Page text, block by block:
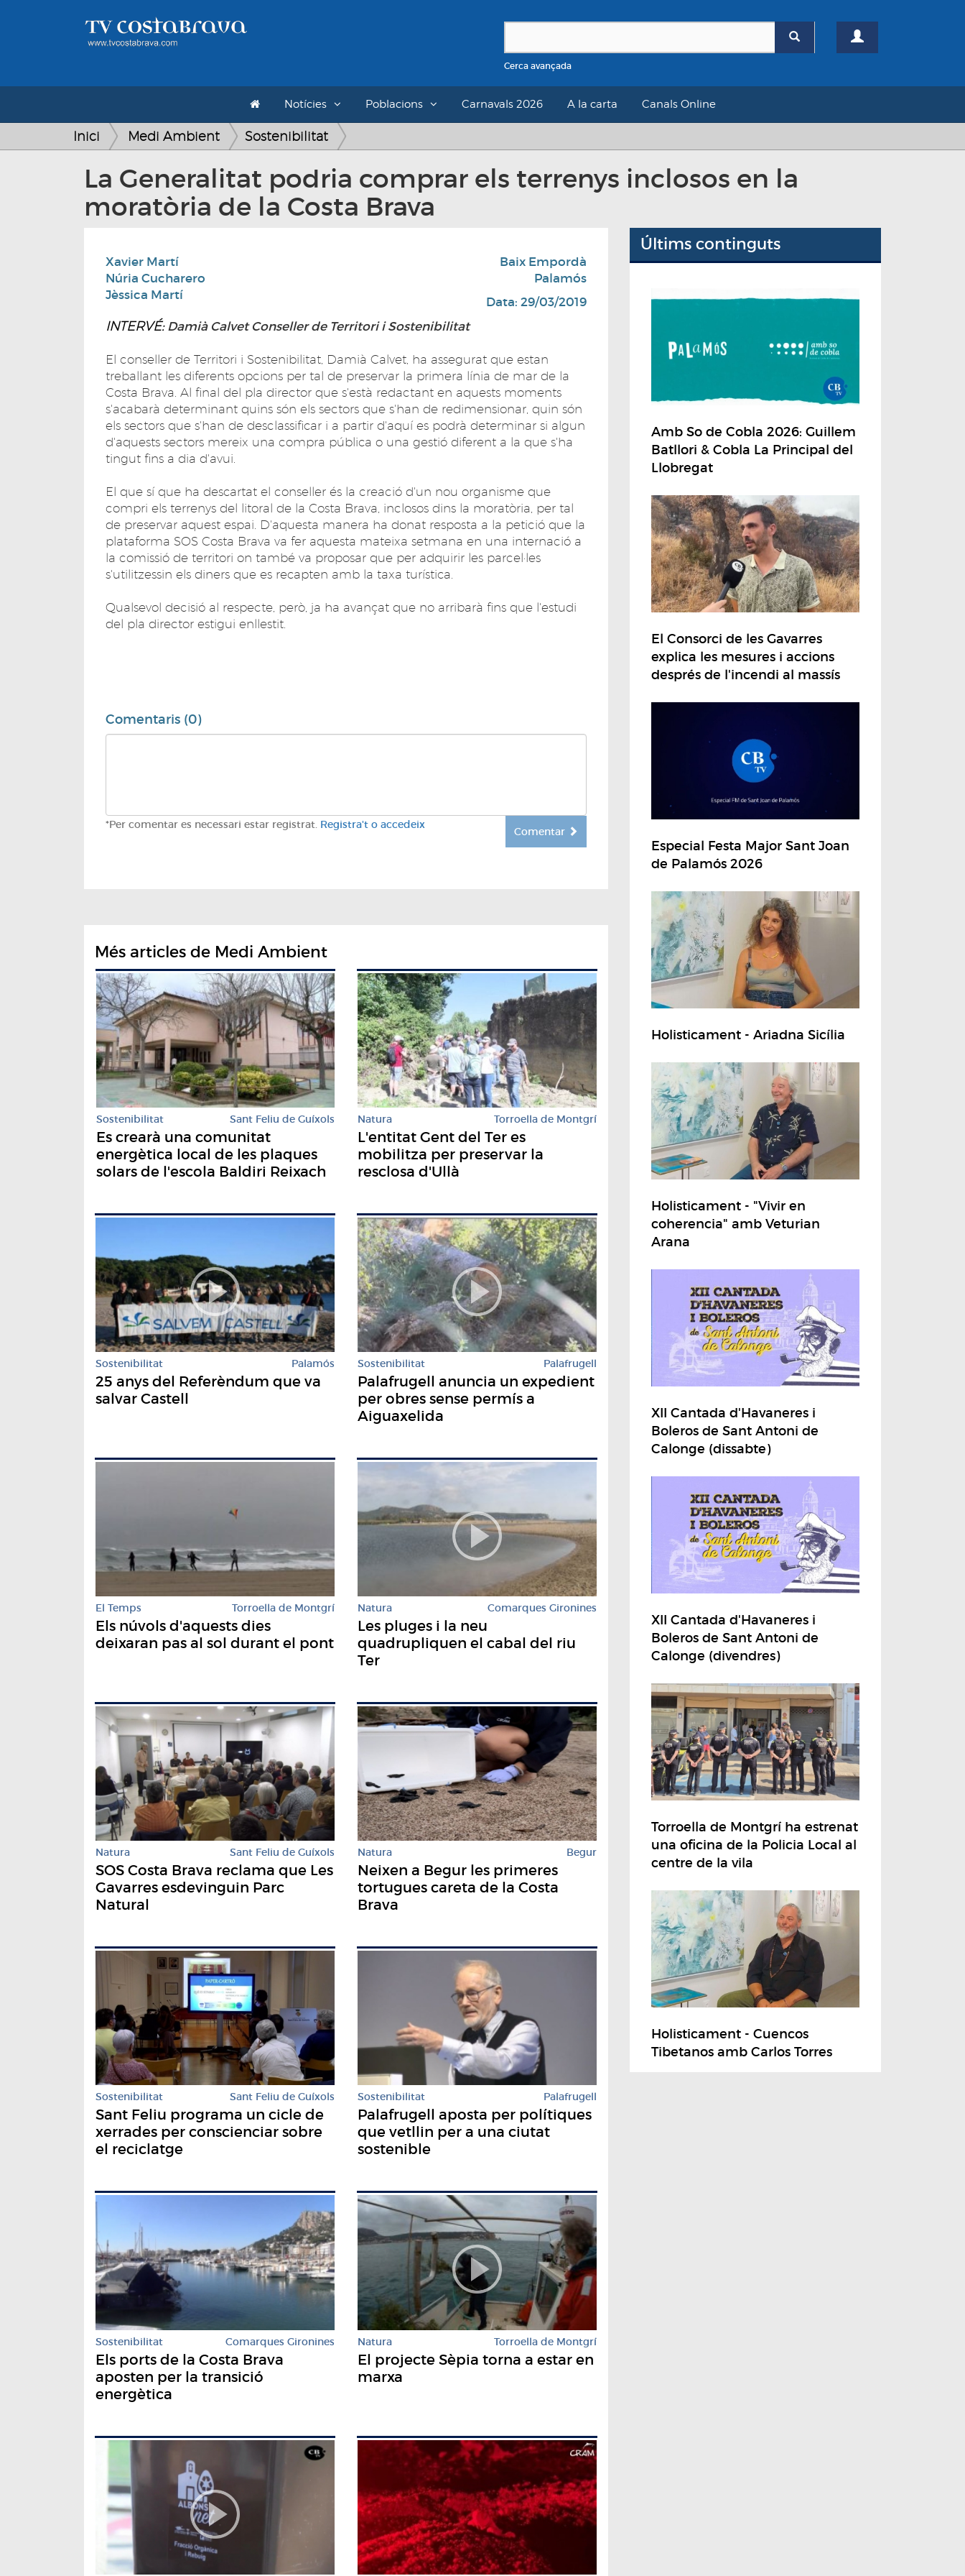
Cerca avançada
Notícies Poblacions Carnavals 2026 A la carta Canals Online
Inici Medi Ambient Sostenibilitat
La Generalitat podria comprar els terrenys inclosos en la
moratòria de la Costa Brava
Xavier Martí
Núria Cucharero
Jèssica Martí
Baix Empordà
Palamós
Data: 29/03/2019
INTERVÉ:Damià Calvet Conseller de Territori i Sostenibilitat
El conseller de Territori i Sostenibilitat, Damià Calvet, ha assegurat que estan
treballant les diferents opcions per tal de preservar la primera línia de mar de la
Costa Brava. Al final del pla director que s'està redactant en aquests moments
s'acabarà determinant quins són els sectors que s'han de redimensionar, quin són
els sectors que s'han de desclassificar i a partir d'aquí es podrà determinar si algun
d'aquests sectors mereix una compra pública o una gestió diferent a la que s'ha
tingut fins a dia d'avui.
El que sí que ha descartat el conseller és la creació d'un nou organisme que
compri els terrenys del litoral de la Costa Brava, inclosos dins la moratòria, per tal
de preservar aquest espai. D'aquesta manera ha donat resposta a la petició que la
plataforma SOS Costa Brava va fer aquesta mateixa setmana en una internació a
la comissió de territori on també va proposar que per adquirir les parcel·les
s'utilitzessin els diners que es recapten amb la taxa turística.
Qualsevol decisió al respecte, però, ja ha avançat que no arribarà fins que l'estudi
del pla director estigui enllestit.
Comentaris (0)
*Per comentar es necessari estar registrat. Registra't o accedeix
Comentar
Més articles de Medi Ambient
Sostenibilitat Sant Feliu de Guíxols
Es crearà una comunitat
energètica local de les plaques
solars de l'escola Baldiri Reixach
Natura Torroella de Montgrí
L'entitat Gent del Ter es
mobilitza per preservar la
resclosa d'Ullà
Sostenibilitat Palamós
25 anys del Referèndum que va
salvar Castell
Sostenibilitat Palafrugell
Palafrugell anuncia un expedient
per obres sense permís a
Aiguaxelida
El Temps Torroella de Montgrí
Els núvols d'aquests dies
deixaran pas al sol durant el pont
Natura Comarques Gironines
Les pluges i la neu
quadrupliquen el cabal del riu
Ter
Natura Sant Feliu de Guíxols
SOS Costa Brava reclama que Les
Gavarres esdevinguin Parc
Natural
Natura Begur
Neixen a Begur les primeres
tortugues careta de la Costa
Brava
Sostenibilitat Sant Feliu de Guíxols
Sant Feliu programa un cicle de
xerrades per conscienciar sobre
el reciclatge
Sostenibilitat Palafrugell
Palafrugell aposta per polítiques
que vetllin per a una ciutat
sostenible
Sostenibilitat Comarques Gironines
Els ports de la Costa Brava
aposten per la transició
energètica
Natura Torroella de Montgrí
El projecte Sèpia torna a estar en
marxa
Últims continguts
Amb So de Cobla 2026: Guillem
Batllori & Cobla La Principal del
Llobregat
El Consorci de les Gavarres
explica les mesures i accions
després de l'incendi al massís
Especial Festa Major Sant Joan
de Palamós 2026
Holisticament - Ariadna Sicília
Holisticament - "Vivir en
coherencia" amb Veturian
Arana
XII Cantada d'Havaneres i
Boleros de Sant Antoni de
Calonge (dissabte)
XII Cantada d'Havaneres i
Boleros de Sant Antoni de
Calonge (divendres)
Torroella de Montgrí ha estrenat
una oficina de la Policia Local al
centre de la vila
Holisticament - Cuencos
Tibetanos amb Carlos Torres